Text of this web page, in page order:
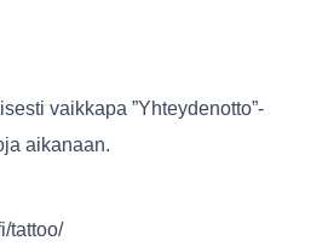
vaikkapa ”Yhteydenotto”-
aikanaan.
tattoo/